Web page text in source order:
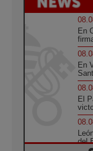
En
En
El
del